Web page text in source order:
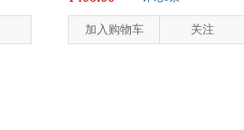
加入购物车 关注